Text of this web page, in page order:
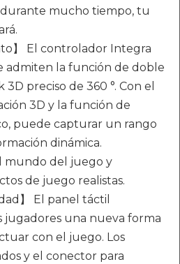
durante mucho tiempo, tu
】 El controlador Integra
admiten la función de doble
3D preciso de 360 °. Con el
3D y la función de
puede capturar un rango
dinámica.
mundo del juego y
de juego realistas.
】 El panel táctil
jugadores una nueva forma
con el juego. Los
y el conector para